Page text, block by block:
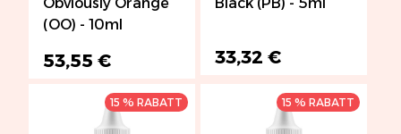
(OO) - 10ml
53,55 € 33,32 €
15 % RABATT 15 % RABATT